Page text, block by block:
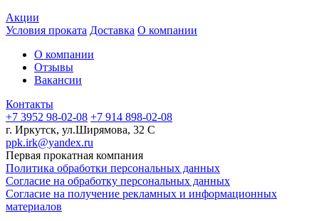
Акции
Условия проката Доставка О компании
О компании
Отзывы
Вакансии
Контакты
+7 3952 98-02-08 +7 914 898-02-08
г. Иркутск, ул.Ширямова, 32 С
ppk.irk@yandex.ru
Первая прокатная компания
Политика обработки персональных данных
Согласие на обработку персональных данных
Согласие на получение рекламных и информационных
материалов